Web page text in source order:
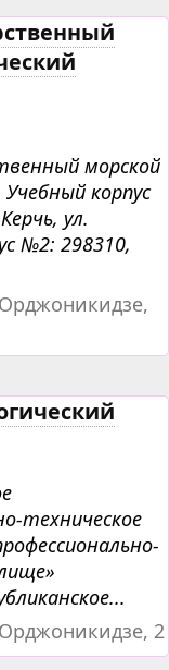
морской
корпус
ул.
№2: 298310,
техническое
2